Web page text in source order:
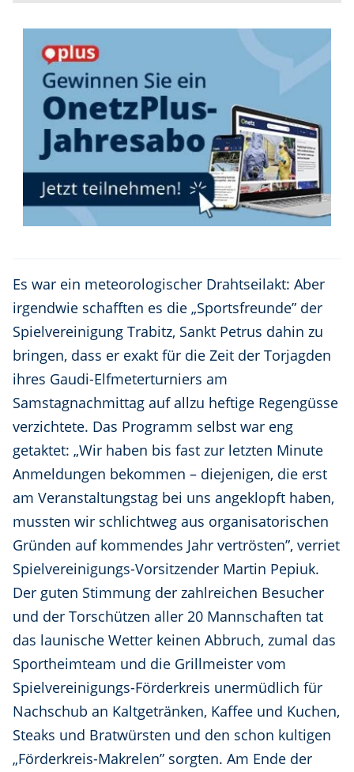
Es war ein meteorologischer Drahtseilakt: Aber
irgendwie schafften es die „Sportsfreunde” der
Spielvereinigung Trabitz, Sankt Petrus dahin zu
bringen, dass er exakt für die Zeit der Torjagden
ihres Gaudi-Elfmeterturniers am
Samstagnachmittag auf allzu heftige Regengüsse
verzichtete. Das Programm selbst war eng
getaktet: „Wir haben bis fast zur letzten Minute
Anmeldungen bekommen – diejenigen, die erst
am Veranstaltungstag bei uns angeklopft haben,
mussten wir schlichtweg aus organisatorischen
Gründen auf kommendes Jahr vertrösten”, verriet
Spielvereinigungs-Vorsitzender Martin Pepiuk.
Der guten Stimmung der zahlreichen Besucher
und der Torschützen aller 20 Mannschaften tat
das launische Wetter keinen Abbruch, zumal das
Sportheimteam und die Grillmeister vom
Spielvereinigungs-Förderkreis unermüdlich für
Nachschub an Kaltgetränken, Kaffee und Kuchen,
Steaks und Bratwürsten und den schon kultigen
„Förderkreis-Makrelen” sorgten. Am Ende der